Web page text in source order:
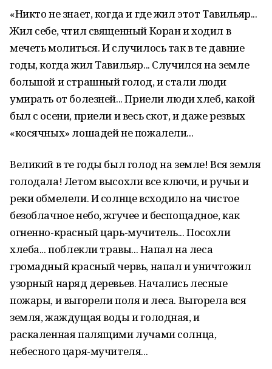
«Никто не знает, когда и где жил этот Тавильяр...
Жил себе, чтил священный Коран и ходил в
мечеть молиться. И случилось так в те давние
годы, когда жил Тавильяр... Случился на земле
большой и страшный голод, и стали люди
умирать от болезней... Приели люди хлеб, какой
был с осени, приели и весь скот, и даже резвых
«косячных» лошадей не пожалели...
Великий в те годы был голод на земле! Вся земля
голодала! Летом высохли все ключи, и ручьи и
реки обмелели. И солнце всходило на чистое
безоблачное небо, жгучее и беспощадное, как
огненно-красный царь-мучитель... Посохли
хлеба... поблекли травы... Напал на леса
громадный красный червь, напал и уничтожил
узорный наряд деревьев. Начались лесные
пожары, и выгорели поля и леса. Выгорела вся
земля, жаждущая воды и голодная, и
раскаленная палящими лучами солнца,
небесного царя-мучителя...